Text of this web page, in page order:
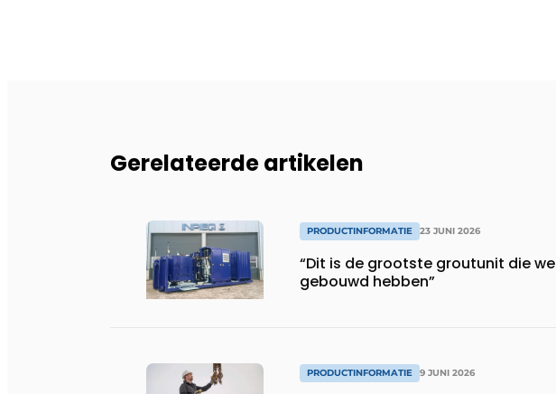
Gerelateerde artikelen
PRODUCTINFORMATIE 23 JUNI 2026
“Dit is de grootste groutunit die we
gebouwd hebben”
PRODUCTINFORMATIE 9 JUNI 2026